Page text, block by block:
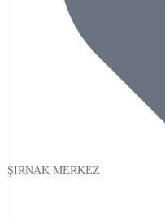
ŞIRNAK MERKEZ